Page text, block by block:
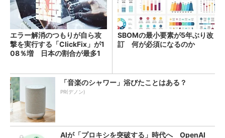
エラー解消のつもりが自ら攻
撃を実行する「ClickFix」が1
08％増 日本の割合が最多1
SBOMの最小要素が5年ぶり改
訂 何が必須になるのか
「音楽のシャワー」浴びたことはある？
PR(デノン)
AIが「プロキシを突破する」時代へ OpenAI